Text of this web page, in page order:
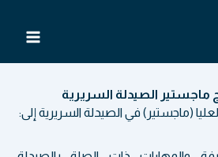
ماجستير الصيدلة السريرية
(ماجستير) في الصيدلة السريرية إلى: